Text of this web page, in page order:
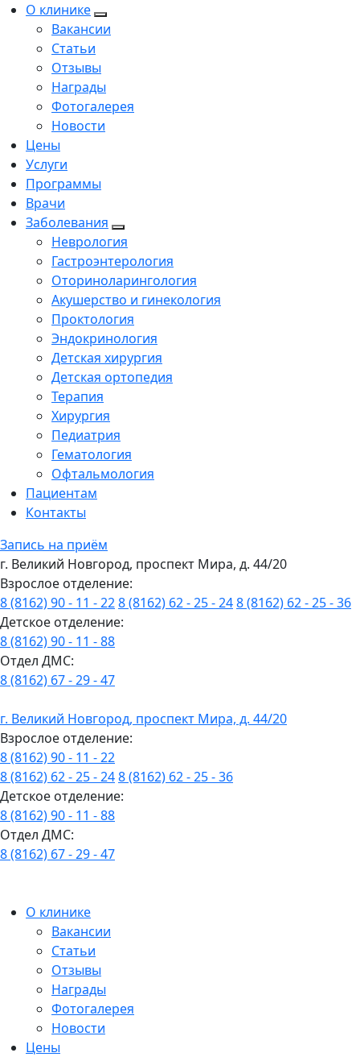
О клинике
Вакансии
Статьи
Отзывы
Награды
Фотогалерея
Новости
Цены
Услуги
Программы
Врачи
Заболевания
Неврология
Гастроэнтерология
Оториноларингология
Акушерство и гинекология
Проктология
Эндокринология
Детская хирургия
Детская ортопедия
Терапия
Хирургия
Педиатрия
Гематология
Офтальмология
Пациентам
Контакты
Запись на приём
г. Великий Новгород, проспект Мира, д. 44/20
Взрослое отделение:
8 (8162) 90 - 11 - 228 (8162) 62 - 25 - 248 (8162) 62 - 25 - 36
Детское отделение:
8 (8162) 90 - 11 - 88
Отдел ДМС:
8 (8162) 67 - 29 - 47
г. Великий Новгород, проспект Мира, д. 44/20
Взрослое отделение:
8 (8162) 90 - 11 - 22
8 (8162) 62 - 25 - 248 (8162) 62 - 25 - 36
Детское отделение:
8 (8162) 90 - 11 - 88
Отдел ДМС:
8 (8162) 67 - 29 - 47
О клинике
Вакансии
Статьи
Отзывы
Награды
Фотогалерея
Новости
Цены